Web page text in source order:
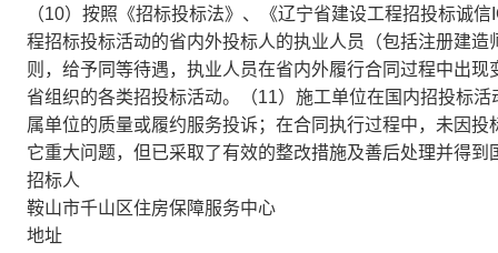
（10）按照《招标投标法》、《辽宁省建设工程招投标诚
程招标投标活动的省内外投标人的执业人员（包括注册建
则，给予同等待遇，执业人员在省内外履行合同过程中出
省组织的各类招投标活动。（11）施工单位在国内招投标
属单位的质量或履约服务投诉；在合同执行过程中，未因
它重大问题，但已采取了有效的整改措施及善后处理并得
招标人
鞍山市千山区住房保障服务中心
地址